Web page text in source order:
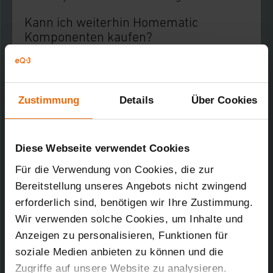
Zustimmung Details Über Cookies
Diese Webseite verwendet Cookies
Für die Verwendung von Cookies, die zur
Bereitstellung unseres Angebots nicht zwingend
erforderlich sind, benötigen wir Ihre Zustimmung.
Wir verwenden solche Cookies, um Inhalte und
Anzeigen zu personalisieren, Funktionen für
soziale Medien anbieten zu können und die
Zugriffe auf unsere Website zu analysieren.
Kann ich weiterhin Homematic
Komponenten kaufen?
eQ-3 fertigt keine neuen Homematic Geräte
Komponenten über Vertriebspartner wie ELV
Wie kann ich von Homematic auf
Homematic IP umsteigen?
Der Wechsel von Homematic zum
Nachfolgesystem Homematic IP gelingt
besonders einfach mit der Smart Home
Zentrale CCU3, die einen kombinierten Betrieb
von Komponenten beider Systeme ermöglicht.
Das Homematic IP Portfolio umfasst mehr als